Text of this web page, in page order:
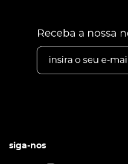
siga-nos